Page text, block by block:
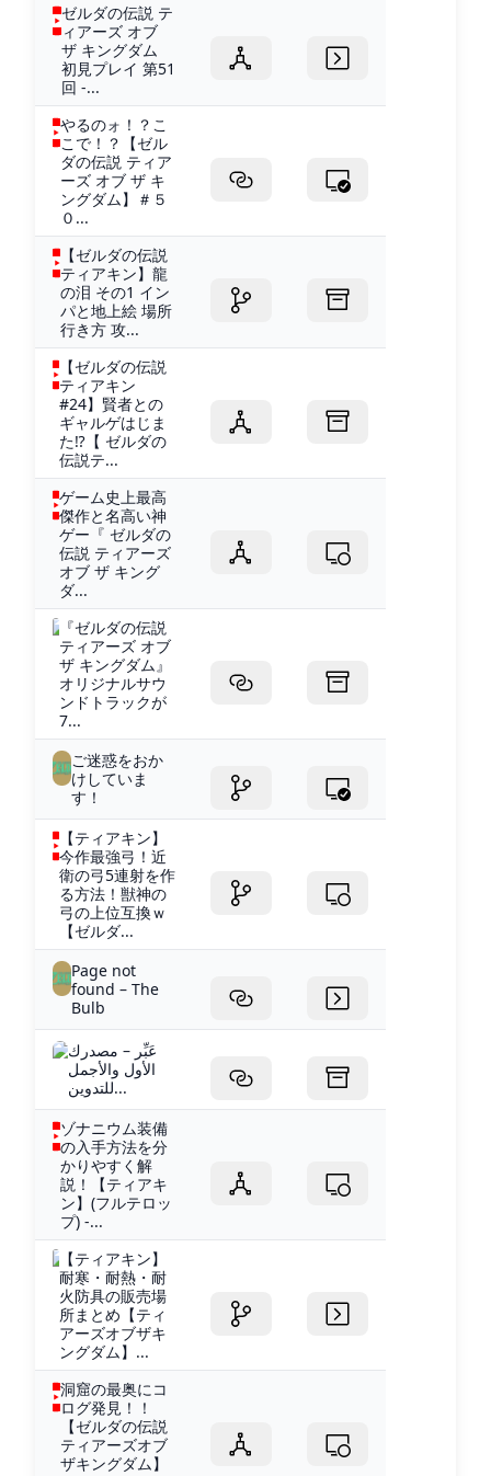
ゼルダの伝説 テ
ィアーズ オブ
ザ キングダム
初見プレイ 第51
回 -...
やるのォ！？こ
こで！？【ゼル
ダの伝説 ティア
ーズ オブ ザ キ
ングダム】＃５
０...
【ゼルダの伝説
ティアキン】龍
の泪 その1 イン
パと地上絵 場所
行き方 攻...
【ゼルダの伝説
ティアキン
#24】賢者との
ギャルゲはじま
た⁉【 ゼルダの
伝説テ...
ゲーム史上最高
傑作と名高い神
ゲー『 ゼルダの
伝説 ティアーズ
オブ ザ キング
ダ...
『ゼルダの伝説
ティアーズ オブ
ザ キングダム』
オリジナルサウ
ンドトラックが
7...
ご迷惑をおか
けしていま
す！
【ティアキン】
今作最強弓！近
衛の弓5連射を作
る方法！獣神の
弓の上位互換ｗ
【ゼルダ...
Page not
found – The
Bulb
عَبِّر – مصدرك
الأول والأجمل
للتدوين...
ゾナニウム装備
の入手方法を分
かりやすく解
説！【ティアキ
ン】(フルテロッ
プ) -...
【ティアキン】
耐寒・耐熱・耐
火防具の販売場
所まとめ【ティ
アーズオブザキ
ングダム】...
洞窟の最奥にコ
ログ発見！！
【ゼルダの伝説
ティアーズオブ
ザキングダム】